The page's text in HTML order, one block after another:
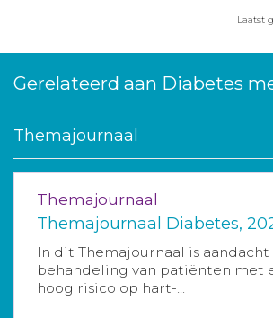
Laatst
Gerelateerd aan Diabetes
Themajournaal
Themajournaal
Themajournaal Diabetes,
In dit Themajournaal is aandacht
behandeling van patiënten met
hoog risico op hart-...